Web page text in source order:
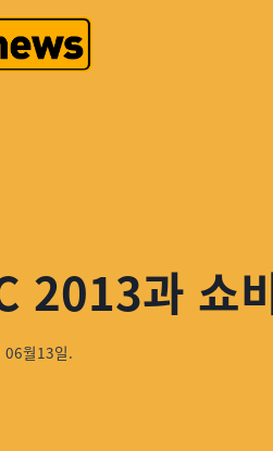
2013과 쇼
월13일.